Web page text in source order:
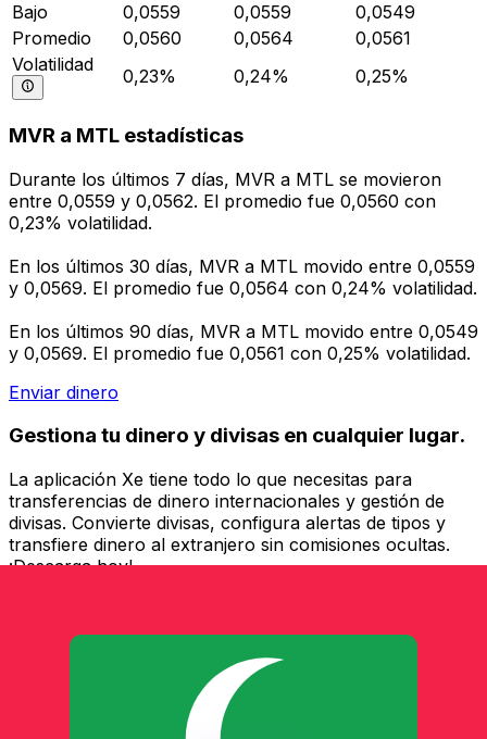
Bajo
0,0559 0,0559
0,0549
Promedio
0,0560 0,0564
0,0561
Volatilidad
0,23% 0,24% 0,25%
MVR a MTL estadísticas
Durante los últimos 7 días, MVR a MTL se movieron
entre 0,0559 y 0,0562. El promedio fue 0,0560 con
0,23% volatilidad.
En los últimos 30 días, MVR a MTL movido entre 0,0559
y 0,0569. El promedio fue 0,0564 con 0,24% volatilidad.
En los últimos 90 días, MVR a MTL movido entre 0,0549
y 0,0569. El promedio fue 0,0561 con 0,25% volatilidad.
Enviar dinero
Gestiona tu dinero y divisas en cualquier lugar.
La aplicación Xe tiene todo lo que necesitas para
transferencias de dinero internacionales y gestión de
divisas. Convierte divisas, configura alertas de tipos y
transfiere dinero al extranjero sin comisiones ocultas.
¡Descarga hoy!